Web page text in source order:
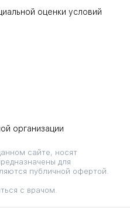
оценки условий
организации
сайте, носят
для
публичной офертой.
с врачом.